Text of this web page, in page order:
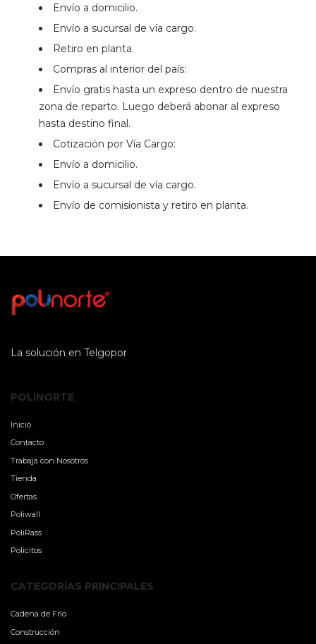
Envío a domicilio.
Envío a sucursal de vía cargo.
Retiro en planta.
Compras al interior del país:
Envío gratis hasta un expreso dentro de nuestra
zona de reparto. Luego deberá abonar al expreso
hasta destino final.
Cotización por Vía Cargo:
Envío a domicilio.
Envío a sucursal de vía cargo.
Envío de comisionista y retiro en planta.
La solución en Telgopor
POLINORTE
Inicio
Contacto
Trabaja con Nosotros
Tienda
Ofertas
Poliwall
PoliRass
Policitos
CATEGORÍAS PRINCIPALES
Cadena de Frío
Construcción